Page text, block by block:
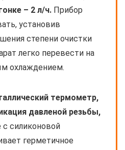
– 2 л/ч. Прибор
установив
степени очистки
легко перевести на
охлаждением.
термометр,
давленой резьбы,
с силиконовой
герметичное